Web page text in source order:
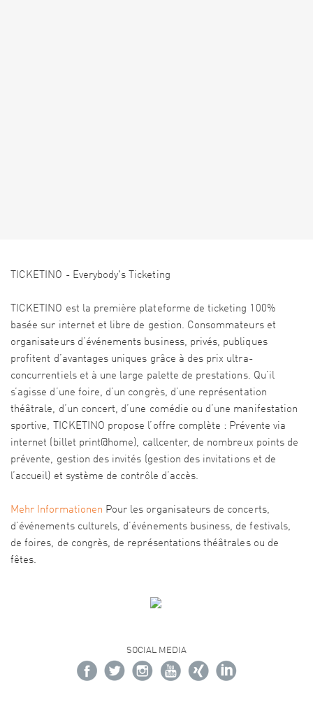
TICKETINO - Everybody's Ticketing
TICKETINO est la première plateforme de ticketing 100%
basée sur internet et libre de gestion. Consommateurs et
organisateurs d’événements business, privés, publiques
profitent d’avantages uniques grâce à des prix ultra-
concurrentiels et à une large palette de prestations. Qu’il
s’agisse d’une foire, d’un congrès, d’une représentation
théâtrale, d’un concert, d’une comédie ou d’une manifestation
sportive, TICKETINO propose l’offre complète : Prévente via
internet (billet print@home), callcenter, de nombreux points de
prévente, gestion des invités (gestion des invitations et de
l’accueil) et système de contrôle d’accès.
Mehr Informationen Pour les organisateurs de concerts,
d’événements culturels, d’événements business, de festivals,
de foires, de congrès, de représentations théâtrales ou de
fêtes.
SOCIAL MEDIA